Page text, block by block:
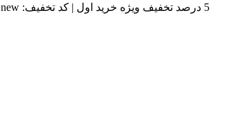
5 درصد تخفیف ویژه خرید اول | کد تخفیف: new